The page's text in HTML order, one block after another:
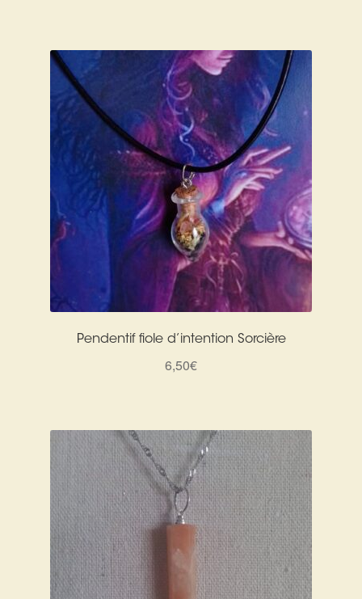
Pendentif fiole d’intention Sorcière
6,50€